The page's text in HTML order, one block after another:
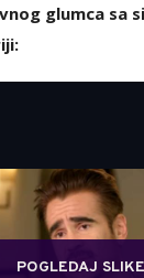
glumca sa
POGLEDAJ SLIKE